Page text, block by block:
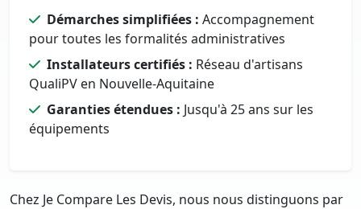
Démarches simplifiées : Accompagnement
pour toutes les formalités administratives
Installateurs certifiés : Réseau d'artisans
QualiPV en Nouvelle-Aquitaine
Garanties étendues : Jusqu'à 25 ans sur les
équipements
Chez Je Compare Les Devis, nous nous distinguons par